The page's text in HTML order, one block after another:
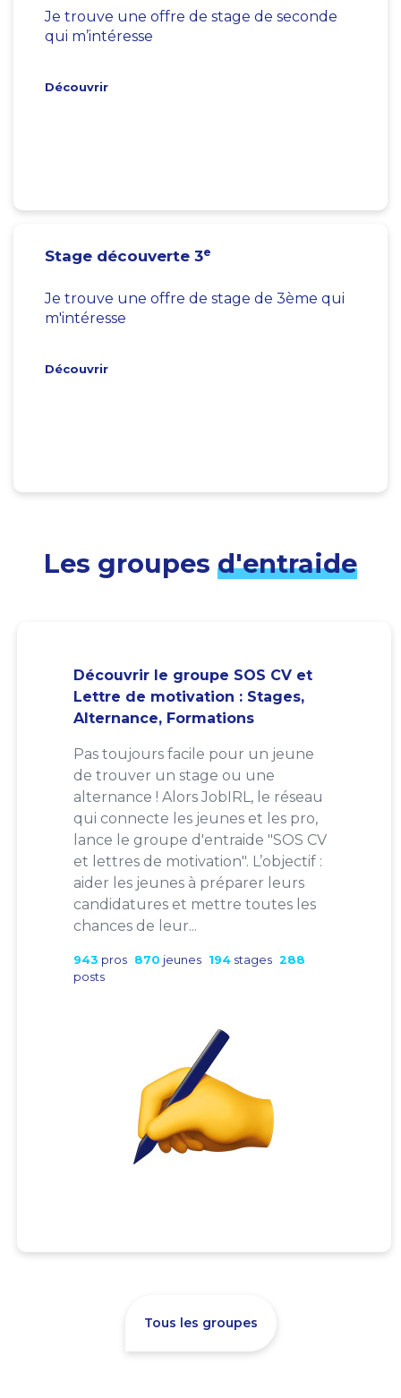
Je trouve une offre de stage de seconde
qui m’intéresse
Découvrir
Stage découverte 3e
Je trouve une offre de stage de 3ème qui
m'intéresse
Découvrir
Les groupes d'entraide
Découvrir le groupe SOS CV et
Lettre de motivation : Stages,
Alternance, Formations
Pas toujours facile pour un jeune
de trouver un stage ou une
alternance ! Alors JobIRL, le réseau
qui connecte les jeunes et les pro,
lance le groupe d'entraide "SOS CV
et lettres de motivation". L’objectif :
aider les jeunes à préparer leurs
candidatures et mettre toutes les
chances de leur...
943 pros 870 jeunes 194 stages 288
posts
Tous les groupes